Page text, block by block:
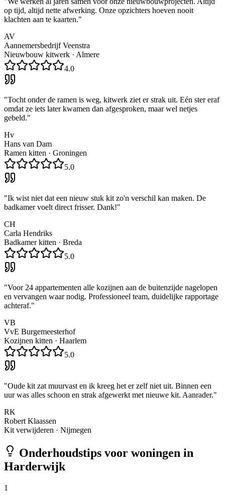
op tijd, altijd nette afwerking. Onze opzichters hoeven nooit
klachten aan te kaarten."
AV
Aannemersbedrijf Veenstra
Nieuwbouw kitwerk · Almere
4.0
"Tocht onder de ramen is weg, kitwerk ziet er strak uit. Eén ster eraf
omdat ze iets later kwamen dan afgesproken, maar wel netjes
gebeld."
Hv
Hans van Dam
Ramen kitten · Groningen
5.0
"Ik wist niet dat een nieuw stuk kit zo'n verschil kan maken. De
badkamer voelt direct frisser. Dank!"
CH
Carla Hendriks
Badkamer kitten · Breda
5.0
"Voor 24 appartementen alle kozijnen aan de buitenzijde nagelopen
en vervangen waar nodig. Professioneel team, duidelijke rapportage
achteraf."
VB
VvE Burgemeesterhof
Kozijnen kitten · Haarlem
5.0
"Oude kit zat muurvast en ik kreeg het er zelf niet uit. Binnen een
uur was alles schoon en strak afgewerkt met nieuwe kit. Aanrader."
RK
Robert Klaassen
Kit verwijderen · Nijmegen
Onderhoudstips voor woningen in
Harderwijk
1